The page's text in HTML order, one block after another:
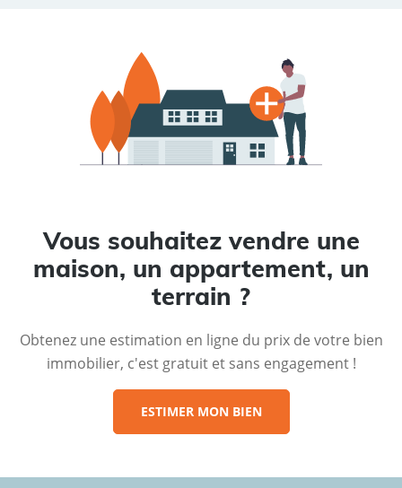
Vous souhaitez vendre une
maison, un appartement, un
terrain ?
Obtenez une estimation en ligne du prix de votre bien
immobilier, c'est gratuit et sans engagement !
ESTIMER MON BIEN